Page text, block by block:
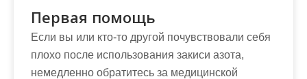
Первая помощь
Если вы или кто-то другой почувствовали себя
плохо после использования закиси азота,
немедленно обратитесь за медицинской